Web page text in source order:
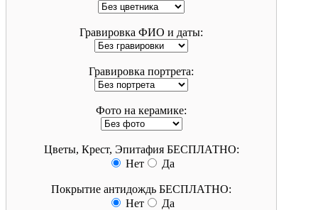
Гравировка ФИО и даты:
Гравировка портрета:
Фото на керамике:
Цветы, Крест, Эпитафия БЕСПЛАТНО:
Нет
Да
Покрытие антидождь БЕСПЛАТНО:
Нет
Да